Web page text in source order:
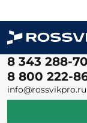
8 343 288-
8 800 222-
info@rossvikpro.ru